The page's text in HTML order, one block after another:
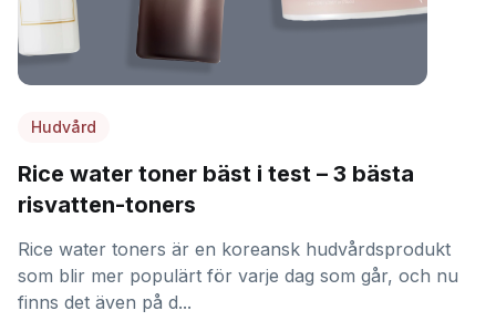
Hudvård
Rice water toner bäst i test – 3 bästa
risvatten-toners
Rice water toners är en koreansk hudvårdsprodukt
som blir mer populärt för varje dag som går, och nu
finns det även på d...